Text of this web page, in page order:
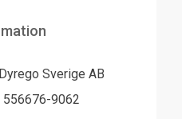
Sverige AB
556676-9062